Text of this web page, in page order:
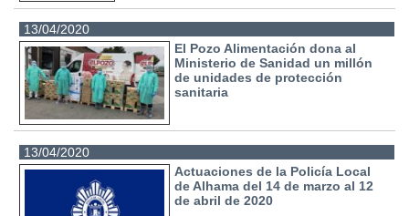
13/04/2020
El Pozo Alimentación dona al
Ministerio de Sanidad un millón
de unidades de protección
sanitaria
13/04/2020
Actuaciones de la Policía Local
de Alhama del 14 de marzo al 12
de abril de 2020